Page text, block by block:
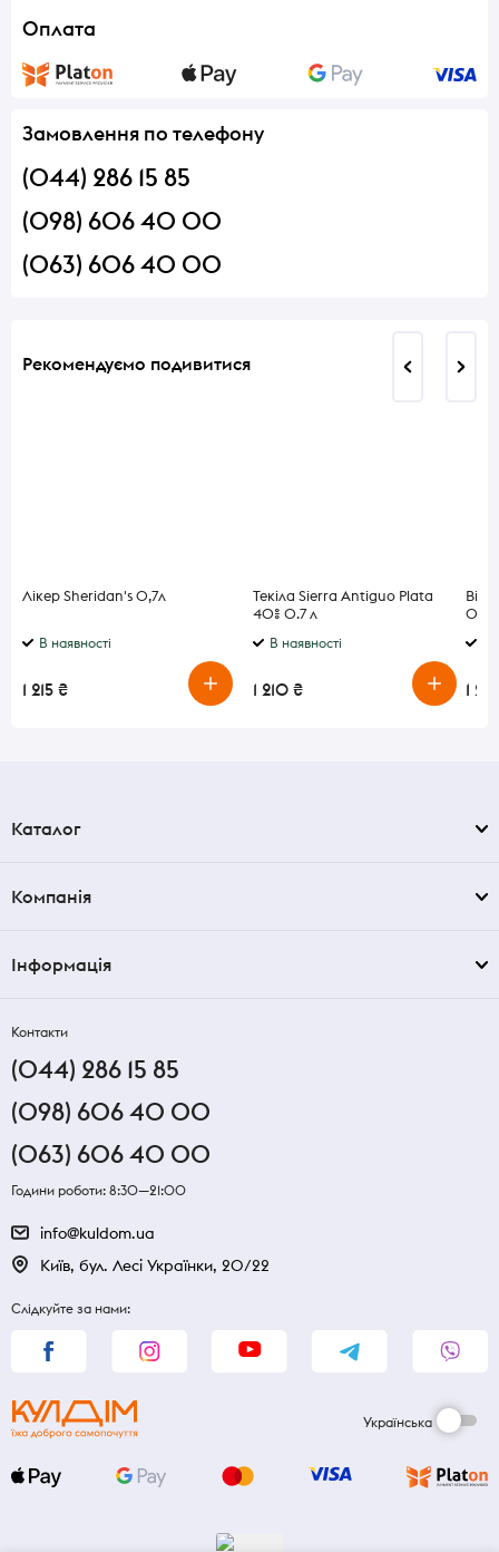
Оплата
Замовлення по телефону
(044) 286 15 85
(098) 606 40 00
(063) 606 40 00
Рекомендуємо подивитися
Лікер Sheridan's 0,7л
В наявності
1 215 ₴
Текіла Sierra Antiguo Plata
40% 0.7 л
В наявності
1 210 ₴
0.7л
1
Каталог
Компанія
Інформація
Контакти
(044) 286 15 85
(098) 606 40 00
(063) 606 40 00
Години роботи: 8:30—21:00
info@kuldom.ua
Київ, бул. Лесі Українки, 20/22
Слідкуйте за нами:
Українська